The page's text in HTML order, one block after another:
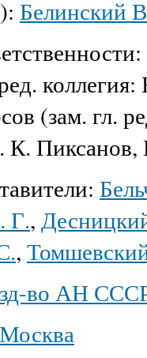
Белинский
(зам. гл.
К.
Г.,
,
во АН
Москва